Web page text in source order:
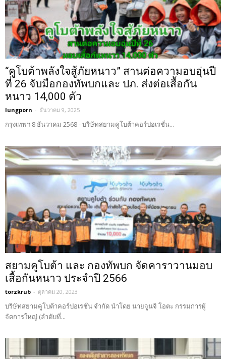
“คูโบต้าพลังใจสู้ภัยหนาว” สานต่อความอบอุ่นปี
ที่ 26 จับมือกองทัพบกและ ปภ. ส่งต่อเสื้อกัน
หนาว 14,000 ตัว
lungporn - ธันวาคม 9, 2025
กรุงเทพฯ 8 ธันวาคม 2568 - บริษัทสยามคูโบต้าคอร์ปอเรชั่น...
สยามคูโบต้า และ กองทัพบก จัดคาราวานมอบ
เสื้อกันหนาว ประจำปี 2566
torzkrub - ตุลาคม 20, 2023
บริษัทสยามคูโบต้าคอร์ปอเรชั่น จำกัด นำโดย นายจูนจิ โอตะ กรรมการผู้
จัดการใหญ่ (ลำดับที่...